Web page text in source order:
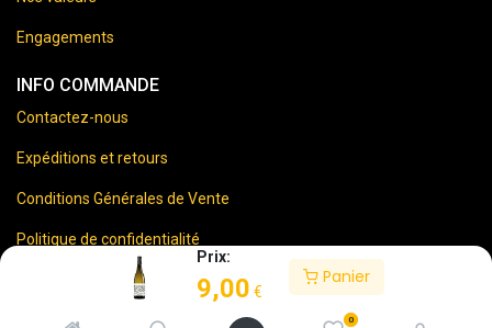
Prix:
9,00 €
Panier
0
Engagements
INFO COMMANDE
Contactez-nous
Expéditions et retours
Conditions Générales de Vente
Politique de confidentialité
Mentions Légales